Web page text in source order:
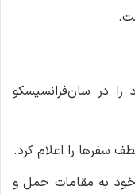
سرویس خود را در سان‌فرانسیسکو
خود به مقامات حمل و